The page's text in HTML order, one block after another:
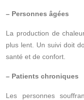
– Personnes âgées
La production de
plus lent. Un suivi doit
santé et de confort.
– Patients chroniques
Les personnes